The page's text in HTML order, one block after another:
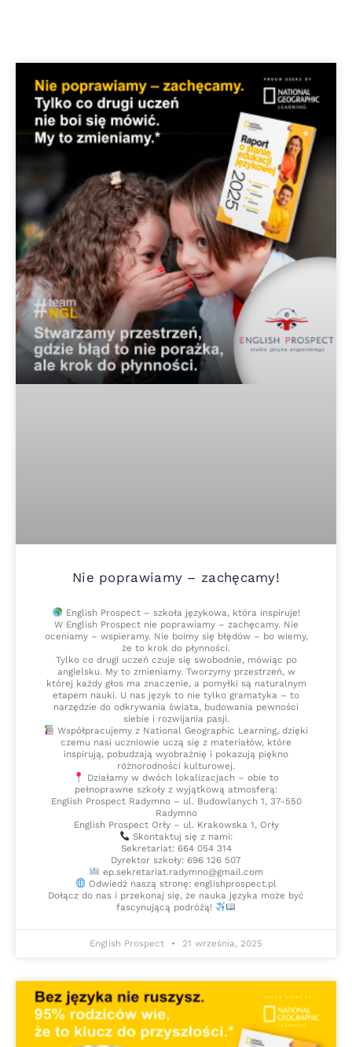
Nie poprawiamy – zachęcamy!
English Prospect – szkoła językowa, która inspiruje!
W English Prospect nie poprawiamy – zachęcamy. Nie
oceniamy – wspieramy. Nie boimy się błędów – bo wiemy,
że to krok do płynności.
Tylko co drugi uczeń czuje się swobodnie, mówiąc po
angielsku. My to zmieniamy. Tworzymy przestrzeń, w
której każdy głos ma znaczenie, a pomyłki są naturalnym
etapem nauki. U nas język to nie tylko gramatyka – to
narzędzie do odkrywania świata, budowania pewności
siebie i rozwijania pasji.
Współpracujemy z National Geographic Learning, dzięki
czemu nasi uczniowie uczą się z materiałów, które
inspirują, pobudzają wyobraźnię i pokazują piękno
różnorodności kulturowej.
Działamy w dwóch lokalizacjach – obie to
pełnoprawne szkoły z wyjątkową atmosferą:
English Prospect Radymno – ul. Budowlanych 1, 37-550
Radymno
English Prospect Orły – ul. Krakowska 1, Orły
Skontaktuj się z nami:
Sekretariat: 664 054 314
Dyrektor szkoły: 696 126 507
ep.sekretariat.radymno@gmail.com
Odwiedź naszą stronę: englishprospect.pl
Dołącz do nas i przekonaj się, że nauka języka może być
fascynującą podróżą!
English Prospect 21 września, 2025